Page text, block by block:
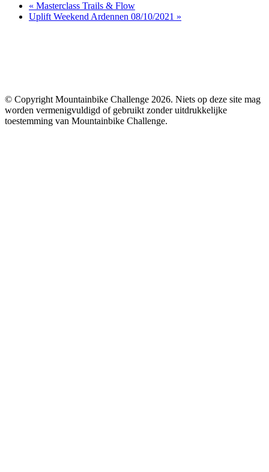
« Masterclass Trails & Flow
Uplift Weekend Ardennen 08/10/2021 »
© Copyright Mountainbike Challenge 2026. Niets op deze site mag
worden vermenigvuldigd of gebruikt zonder uitdrukkelijke
toestemming van Mountainbike Challenge.